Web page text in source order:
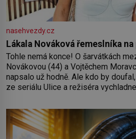
nasehvezdy.cz
Lákala Nováková řemeslníka
Tohle nemá konce! O šarvátkách
Novákovou (44) a Vojtěchem
napsalo už hodně. Ale kdo by
ze seriálu Ulice a režiséra